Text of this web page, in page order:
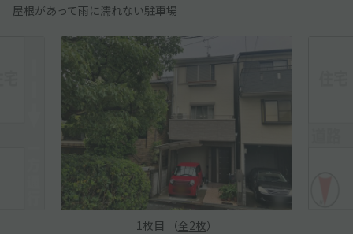
屋根があって雨に濡れない駐車場
1 枚目 （全2枚）